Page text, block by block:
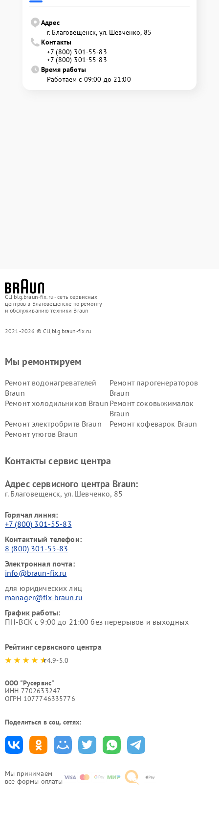
Адрес
г. Благовещенск, ул. Шевченко, 85
Контакты
+7 (800) 301-55-83
+7 (800) 301-55-83
Время работы
Работаем с 09:00 до 21:00
СЦ blg.braun-fix.ru - сеть сервисных
центров в Благовещенске по ремонту
и обслуживанию техники Braun
2021-2026 © СЦ blg.braun-fix.ru
Мы принимаем
все формы оплаты
Мы ремонтируем
Ремонт водонагревателей
Braun
Ремонт парогенераторов
Braun
Ремонт холодильников Braun Ремонт соковыжималок
Braun
Ремонт электробритв Braun
Ремонт кофеварок Braun
Ремонт утюгов Braun
Контакты сервис центра
Адрес сервисного центра Braun:
г. Благовещенск, ул. Шевченко, 85
Горячая линия:
+7 (800) 301-55-83
Контактный телефон:
8 (800) 301-55-83
Электронная почта:
info@braun-fix.ru
для юридических лиц
manager@fix-braun.ru
График работы:
ПН-ВСК с 9:00 до 21:00 без перерывов и выходных
Рейтинг сервисного центра
4.9-5.0
ООО "Русервис"
ИНН 7702633247
ОГРН 1077746335776
Поделиться в соц. сетях: